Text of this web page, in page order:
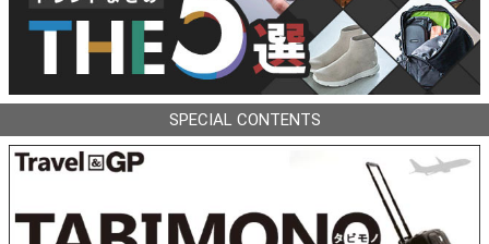
SPECIAL CONTENTS